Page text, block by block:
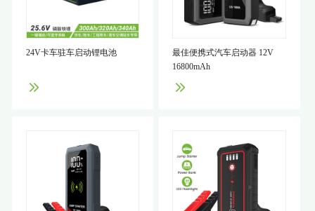
24V卡车驻车启动锂电池
最佳便携式汽车启动器 12V
16800mAh